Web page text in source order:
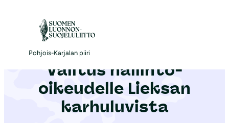
Pohjois-Karjalan piiri
Etusivu|Ajankohtaista
Valitus hallinto-
oikeudelle Lieksan
karhuluvista